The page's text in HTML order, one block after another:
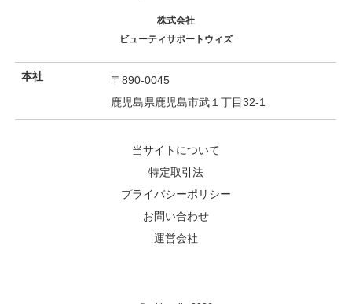
株式会社
ビューティサポートウィズ
本社
〒890-0045
鹿児島県鹿児島市武１丁目32-1
当サイトについて
特定取引法
プライバシーポリシー
お問い合わせ
運営会社